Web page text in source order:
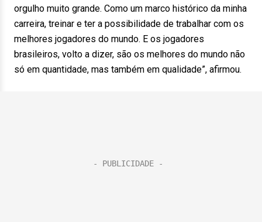
orgulho muito grande. Como um marco histórico da minha
carreira, treinar e ter a possibilidade de trabalhar com os
melhores jogadores do mundo. E os jogadores
brasileiros, volto a dizer, são os melhores do mundo não
só em quantidade, mas também em qualidade”, afirmou.